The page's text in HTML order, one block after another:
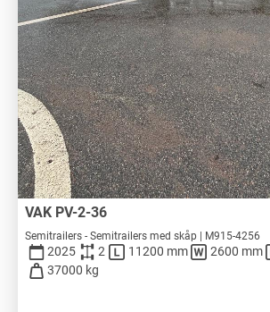
VAK PV-2-36
Semitrailers - Semitrailers med skåp | M915-4256
2025 2 11200 mm 2600 mm
37000 kg